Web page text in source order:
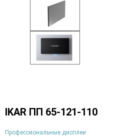
IKAR ПП 65-121-110
Профессиональные дисплеи